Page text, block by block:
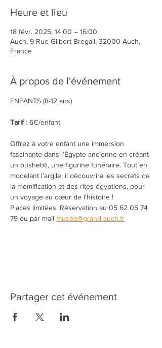
Heure et lieu
18 févr. 2025, 14:00 – 16:00
Auch, 9 Rue Gilbert Bregail, 32000 Auch,
France
À propos de l'événement
ENFANTS (8-12 ans)
Tarif : 6€/enfant
Offrez à votre enfant une immersion
fascinante dans l’Égypte ancienne en créant
un oushebti, une figurine funéraire. Tout en
modelant l’argile, il découvrira les secrets de
la momification et des rites égyptiens, pour
un voyage au cœur de l'histoire !
Places limitées. Réservation au 05 62 05 74
79 ou par mail musee@grand-auch.fr
Partager cet événement